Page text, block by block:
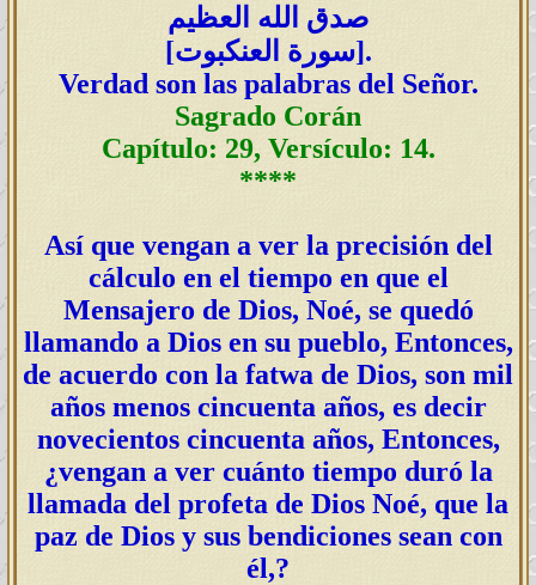
صدق الله العظيم
[سورة العنكبوت].
Verdad son las palabras del Señor.
Sagrado Corán
Capítulo: 29, Versículo: 14.
****
Así que vengan a ver la precisión del
cálculo en el tiempo en que el
Mensajero de Dios, Noé, se quedó
llamando a Dios en su pueblo, Entonces,
de acuerdo con la fatwa de Dios, son mil
años menos cincuenta años, es decir
novecientos cincuenta años, Entonces,
¿vengan a ver cuánto tiempo duró la
llamada del profeta de Dios Noé, que la
paz de Dios y sus bendiciones sean con
él,?